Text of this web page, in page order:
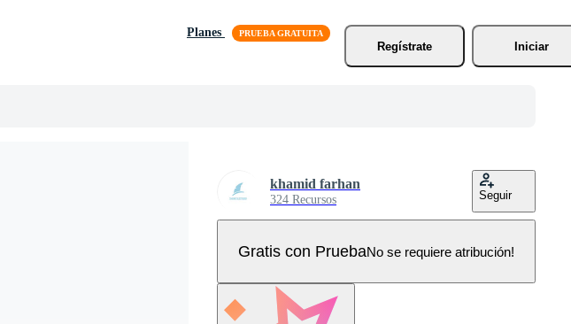
Planes
Regístrate
Iniciar
khamid farhan
324 Recursos Seguir
Gratis con PruebaNo se requiere atribución!